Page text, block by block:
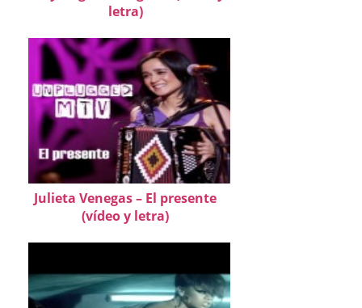
letra)
Julieta Venegas – El presente
(vídeo y letra)